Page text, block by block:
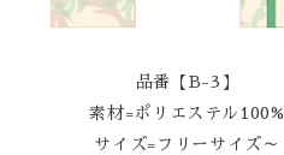
品番【B-3】
素材=ポリエステル100%
サイズ=フリーサイズ～